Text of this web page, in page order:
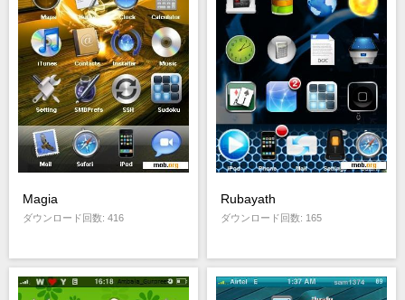
Magia
ダウンロード回数: 416
Rubayath
ダウンロード回数: 165